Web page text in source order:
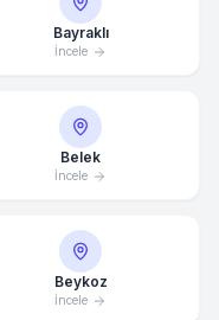
Bayraklı
İncele
Belek
İncele
Beykoz
İncele